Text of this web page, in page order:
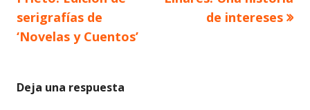
de
entradas
serigrafías de
‘Novelas y Cuentos’
de intereses
Deja una respuesta